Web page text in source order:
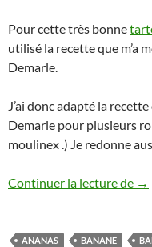
Pour cette très bonne
utilisé la recette que m’a
Demarle.
J’ai donc adapté la
Demarle pour plusieurs
moulinex .) Je redonne
Continuer la lecture de →
ANANAS BANANE